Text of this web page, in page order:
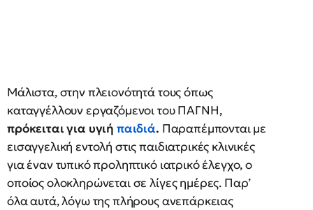
Μάλιστα, στην πλειονότητά τους όπως
καταγγέλλουν εργαζόμενοι του ΠΑΓΝΗ,
πρόκειται για υγιή παιδιά. Παραπέμπονται με
εισαγγελική εντολή στις παιδιατρικές κλινικές
για έναν τυπικό προληπτικό ιατρικό έλεγχο, ο
οποίος ολοκληρώνεται σε λίγες ημέρες. Παρ’
όλα αυτά, λόγω της πλήρους ανεπάρκειας